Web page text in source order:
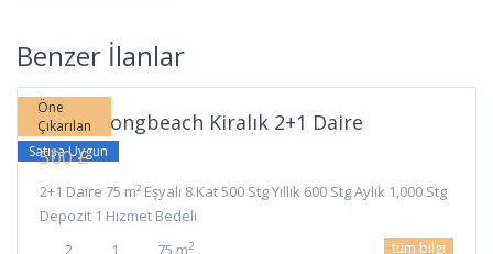
Benzer İlanlar
İskele
Öne
Çıkarılan
Satışa Uygun
İskele Longbeach Kiralık 2+1 Daire
500 £
2+1 Daire 75 m² Eşyalı 8.Kat 500 Stg Yıllık 600 Stg Aylık 1,000 Stg
Depozit 1 Hizmet Bedeli
2
1 75 m2 tüm bilgi